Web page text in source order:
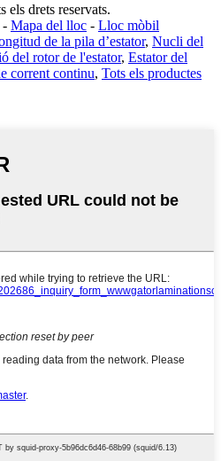
drets reservats.
- Mapa del lloc - Lloc mòbil
de la pila d’estator, Nucli del
del rotor de l'estator, Estator del
corrent continu, Tots els productes